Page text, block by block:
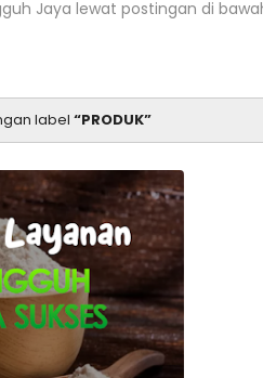
Jaya lewat postingan di
label PRODUK